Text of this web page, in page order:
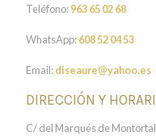
Teléfono:963 65 02 68
WhatsApp:608 52 04 53
Email:diseaure@yahoo.es
DIRECCIÓN Y
C/ del Marqués de